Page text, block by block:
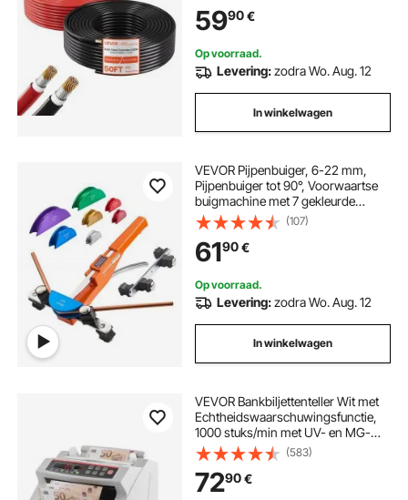
Huizen, Voertuigen, Campers,
Boten, IP67
5990€
Op voorraad.
Levering:zodra Wo. Aug. 12
In winkelwagen
VEVOR Pijpenbuiger, 6-22 mm,
Pijpenbuiger tot 90°, Voorwaartse
buigmachine met 7 gekleurde
aluminiumlegeringsbekken, HVAC-
gereedschap, voor koperen
leidingen in HVAC-systemen,
airconditioning en koeling.
(107)
6190€
Op voorraad.
Levering:zodra Wo. Aug. 12
In winkelwagen
VEVOR Bankbiljettenteller Wit met
Echtheidswaarschuwingsfunctie,
1000 stuks/min met UV- en MG-
systemen, 7 kg met LED-scherm
voor Euro, Dollar, Pond (26 x 23,5 x
17 cm)
(583)
7290€